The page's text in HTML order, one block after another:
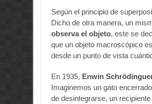
Según el principio de
Dicho de otra manera, un
observa el objeto, este se
que un objeto macroscópico
desde un punto de vista
En 1935, Enwin
Imaginemos un gato
de desintegrarse, un